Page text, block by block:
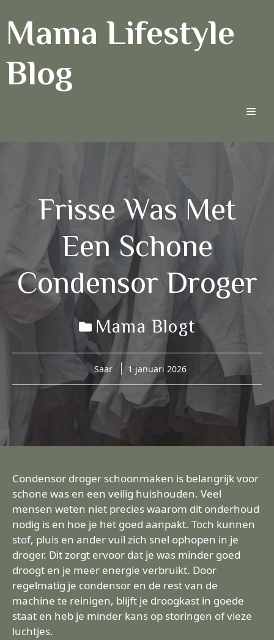
naarMama Lifestyle
Blog
Frisse Was Met
Een Schone
Condensor Droger
Mama Blogt
Saar 1 januari 2026
Condensor droger schoonmaken is belangrijk voor
schone was en een veilig huishouden. Veel
mensen weten niet precies waarom dit onderhoud
nodig is en hoe je het goed aanpakt. Toch kunnen
stof, pluis en ander vuil zich snel ophopen in je
droger. Dit zorgt ervoor dat je was minder goed
droogt en je meer energie verbruikt. Door
regelmatig je condensor en de rest van de
machine te reinigen, blijft je droogkast in goede
staat en heb je minder kans op storingen of vieze
luchtjes.